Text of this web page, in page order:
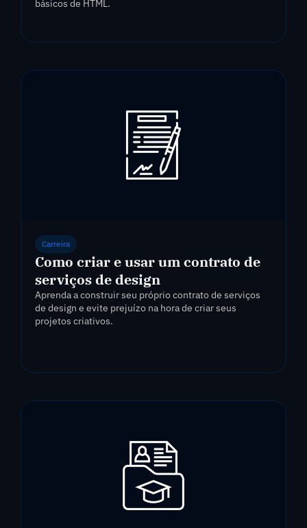
básicos de HTML.
Carreira
Como criar e usar um contrato de
serviços de design
Aprenda a construir seu próprio contrato de serviços
de design e evite prejuízo na hora de criar seus
projetos criativos.